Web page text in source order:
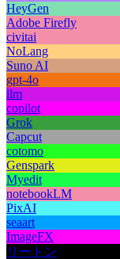
HeyGen
Adobe Firefly
civitai
NoLang
Suno AI
gpt-4o
llm
copilot
Grok
Capcut
cotomo
Genspark
Myedit
notebookLM
PixAI
seaart
ImageFX
リートン